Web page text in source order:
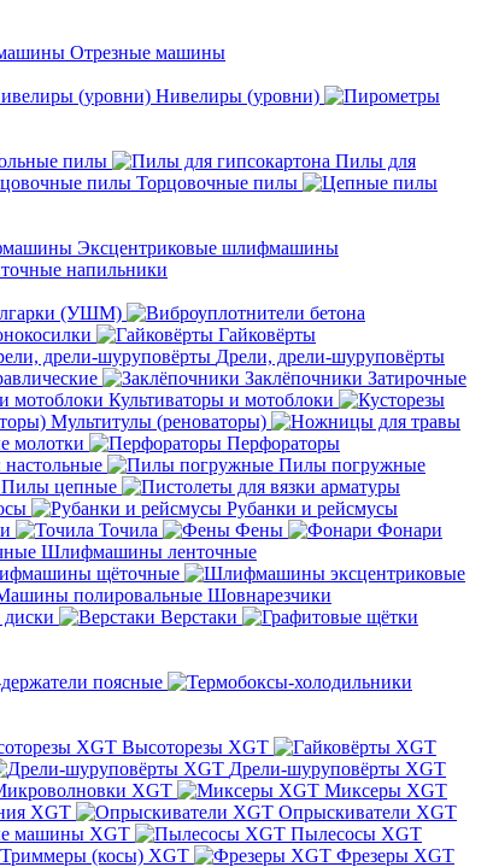
Отрезные машины
Нивелиры (уровни)
пилы
Пилы для
Торцовочные пилы
Эксцентриковые шлифмашины
напильники
(УШМ)
Гайковёрты
Дрели, дрели-шуруповёрты
Заклёпочники Затирочные
Культиваторы и мотоблоки
Мультитулы (реноваторы)
молотки
Перфораторы
Пилы погружные
Пилы цепные
Рубанки и рейсмусы
Точила Фены
Фонари
Шлифмашины ленточные
щёточные
полировальные Шовнарезчики
Верстаки
поясные
Высоторезы XGT
Дрели-шуруповёрты XGT
XGT
Миксеры XGT
XGT
Опрыскиватели XGT
машины XGT
Пылесосы XGT
Триммеры (косы) XGT
Фрезеры XGT